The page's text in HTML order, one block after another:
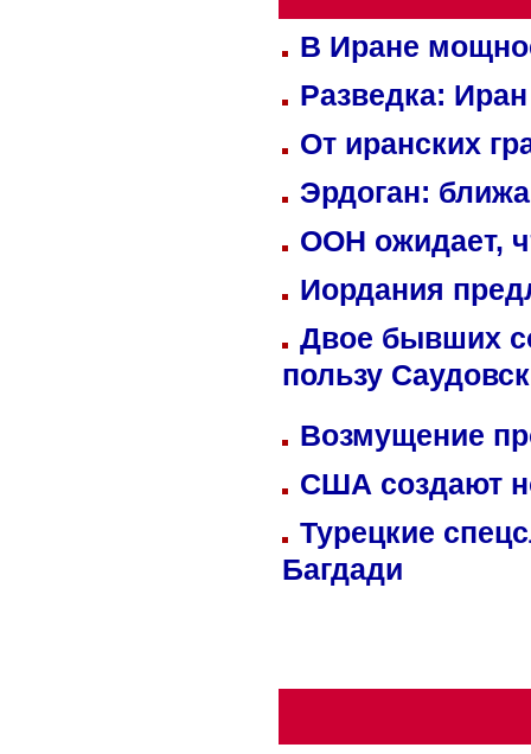
В Иране
Разведка:
От иранских
Эрдоган:
ООН ожидает,
Иордания
Двое бывших
пользу
Возмущение
США создают
Турецкие
Багдади